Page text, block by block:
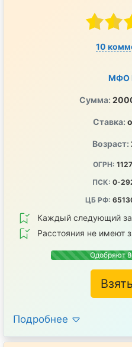
10
МФО
Сумма:
Ставка:
Возраст:
ОГРН:
ПСК: 0-
ЦБ РФ:
Каждый следующий
Расстояния не имеют
Одобряют
Подробнее